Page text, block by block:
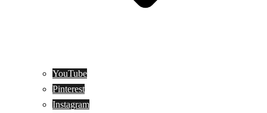
YouTube
Pinterest
Instagram